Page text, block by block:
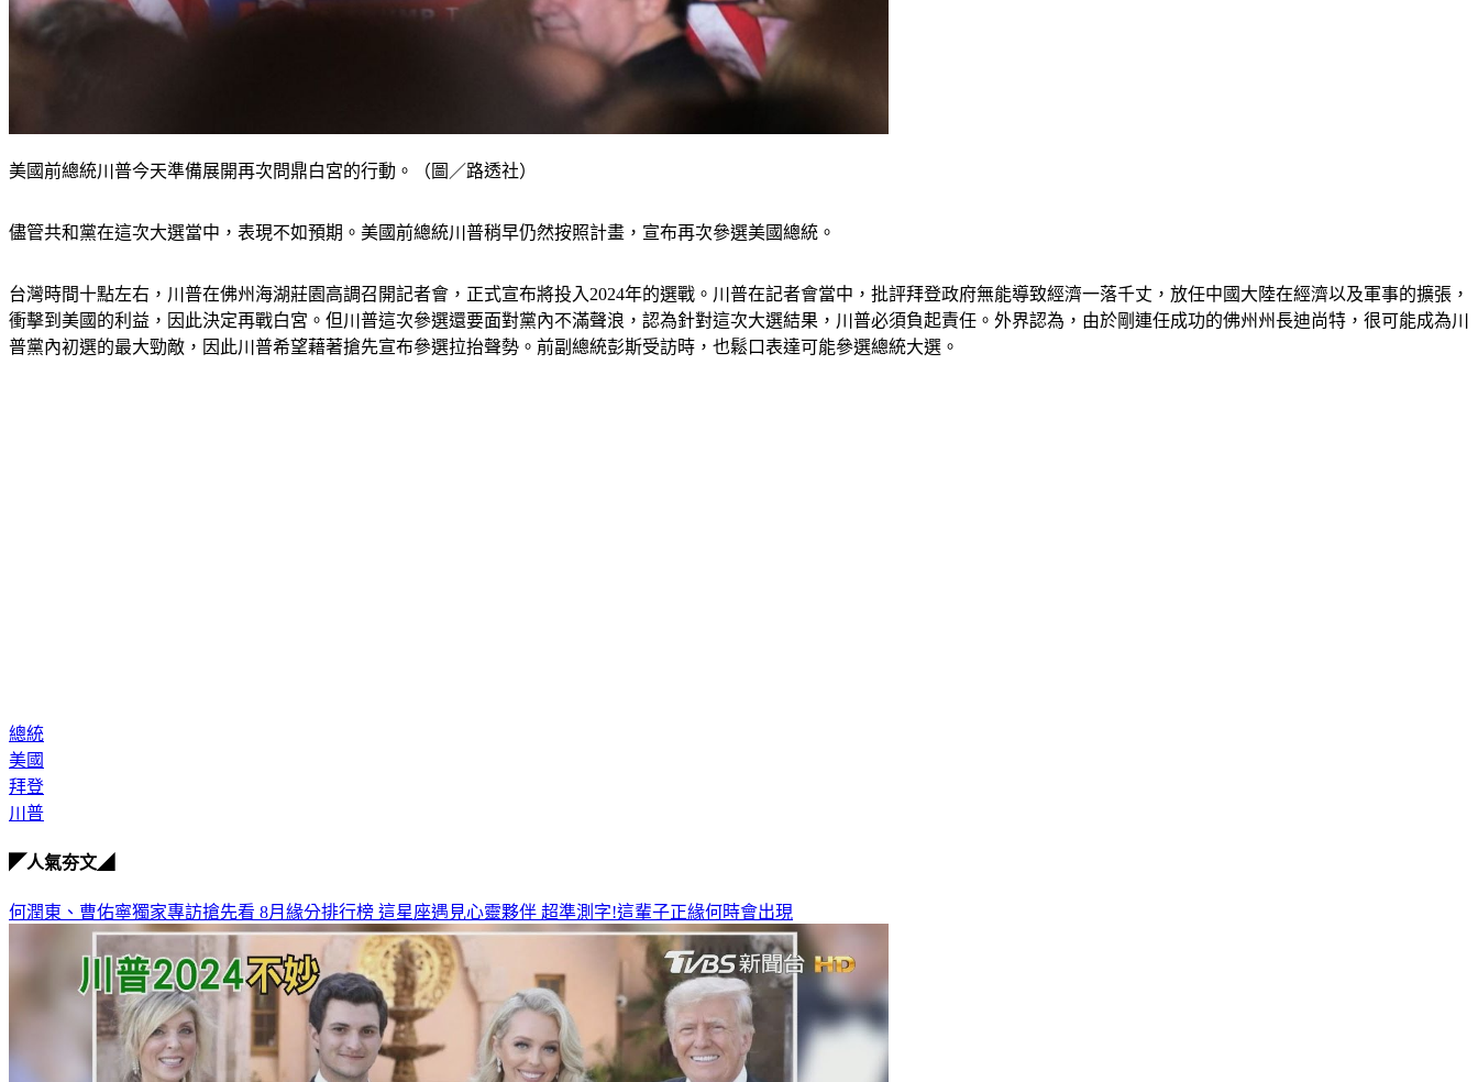
美國前總統川普今天準備展開再次問鼎白宮的行動。（圖／路透社）
儘管共和黨在這次大選當中，表現不如預期。美國前總統川普稍早仍然按照計畫，宣布再次參選美國總統。
台灣時間十點左右，川普在佛州海湖莊園高調召開記者會，正式宣布將投入2024年的選戰。川普在記者會當中，批評拜登政府無能導致經濟一落千丈，放任中國大陸在經濟以及軍事的擴張，
衝擊到美國的利益，因此決定再戰白宮。但川普這次參選還要面對黨內不滿聲浪，認為針對這次大選結果，川普必須負起責任。外界認為，由於剛連任成功的佛州州長迪尚特，很可能成為川
普黨內初選的最大勁敵，因此川普希望藉著搶先宣布參選拉抬聲勢。前副總統彭斯受訪時，也鬆口表達可能參選總統大選。
總統
美國
拜登
川普
◤人氣夯文◢
何潤東、曹佑寧獨家專訪搶先看 8月緣分排行榜 這星座遇見心靈夥伴 超準測字!這輩子正緣何時會出現